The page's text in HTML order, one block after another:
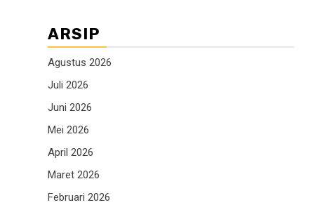
ARSIP
Agustus 2026
Juli 2026
Juni 2026
Mei 2026
April 2026
Maret 2026
Februari 2026